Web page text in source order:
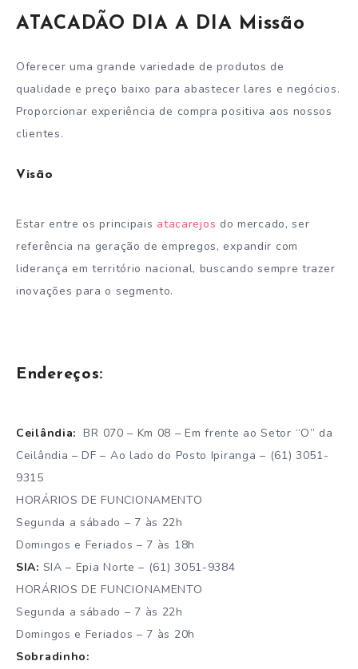
ATACADÃO DIA A DIA Missão
Oferecer uma grande variedade de produtos de
qualidade e preço baixo para abastecer lares e negócios.
Proporcionar experiência de compra positiva aos nossos
clientes.
Visão
Estar entre os principais atacarejos do mercado, ser
referência na geração de empregos, expandir com
liderança em território nacional, buscando sempre trazer
inovações para o segmento.
Endereços:
Ceilândia: BR 070 – Km 08 – Em frente ao Setor “O” da
Ceilândia – DF – Ao lado do Posto Ipiranga – (61) 3051-
9315
HORÁRIOS DE FUNCIONAMENTO
Segunda a sábado – 7 às 22h
Domingos e Feriados – 7 às 18h
SIA: SIA – Epia Norte – (61) 3051-9384
HORÁRIOS DE FUNCIONAMENTO
Segunda a sábado – 7 às 22h
Domingos e Feriados – 7 às 20h
Sobradinho: